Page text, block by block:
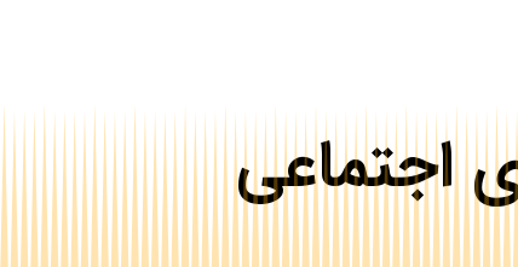
تماس بگیریداجتماعی